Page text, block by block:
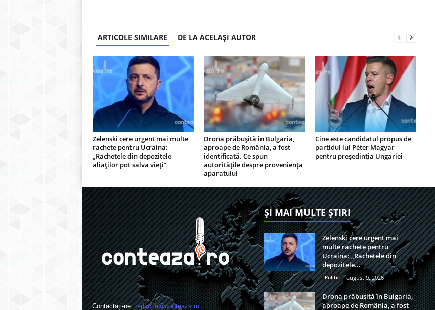
ARTICOLE SIMILARE DE LA ACELAȘI AUTOR
Zelenski cere urgent mai multe
rachete pentru Ucraina:
„Rachetele din depozitele
aliaților pot salva vieți”
Drona prăbușită în Bulgaria,
aproape de România, a fost
identificată. Ce spun
autoritățile despre proveniența
aparatului
Cine este candidatul propus de
partidul lui Péter Magyar
pentru președinția Ungariei
Contactați-ne:redactia@conteaza.ro
ȘI MAI MULTE ȘTIRI
Zelenski cere urgent mai
multe rachete pentru
Ucraina: „Rachetele din
depozitele...
Politic august 9, 2026
Drona prăbușită în Bulgaria,
aproape de România, a fost